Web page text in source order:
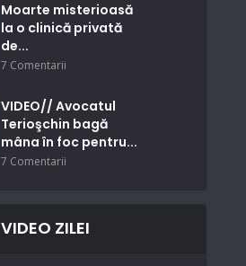
Moarte misterioasă
la o clinică privată
de...
7 Comentarii
VIDEO// Avocatul
Terioşchin bagă
mâna în foc pentru...
7 Comentarii
VIDEO ZILEI